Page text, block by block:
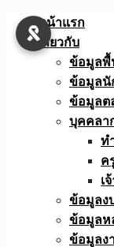
Skip
หน้าแรก
เกี่ยวกับ
ข้อมูลพื้
ข้อมูลนั
ข้อมูลต
บุคคลา
ท
ค
เ
ข้อมูลง
ข้อมูลห
ข้อมูลง